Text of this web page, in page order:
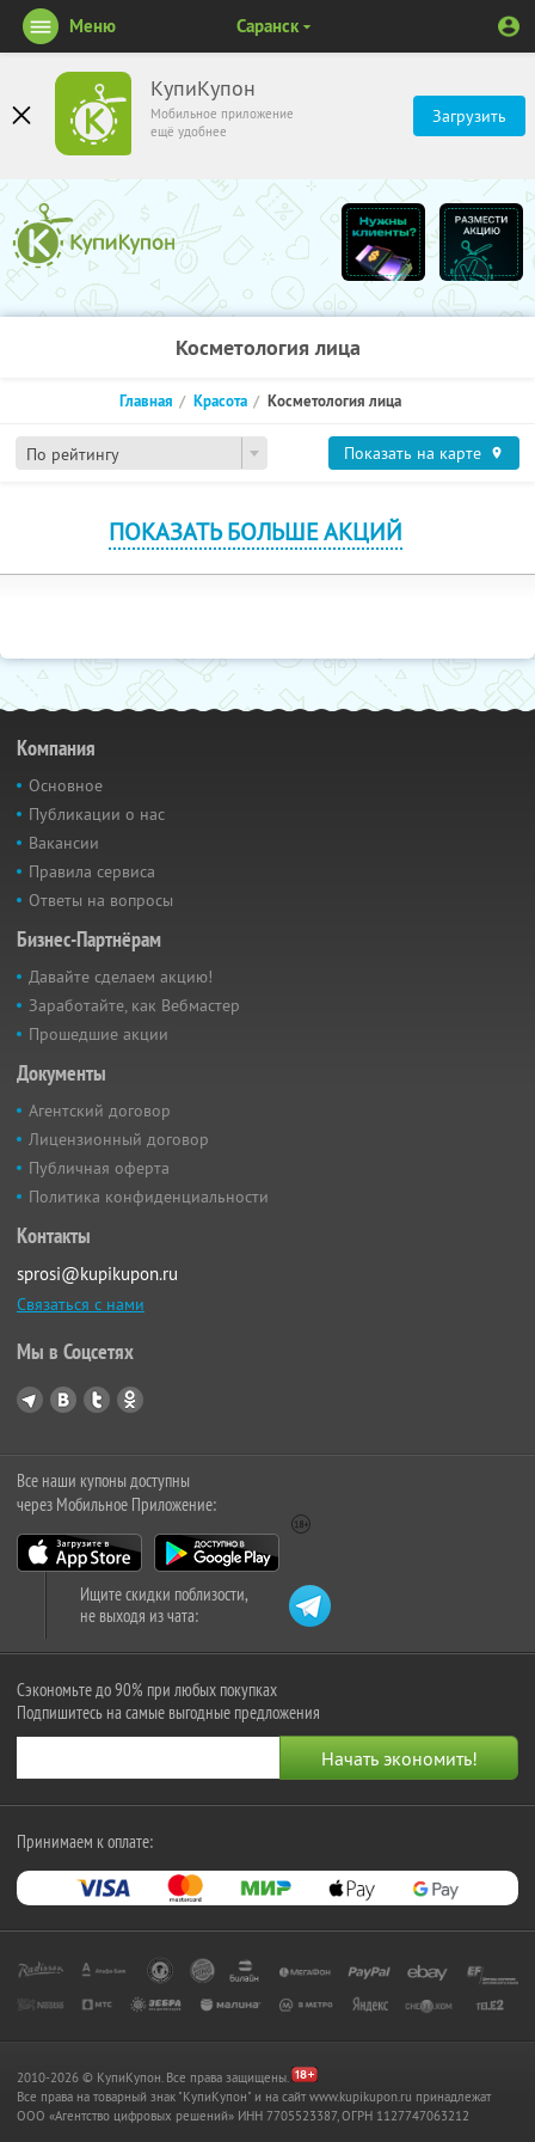
КупиКупон
Мобильное приложение
ещё удобнее
Загрузить
Меню Саранск
Косметология лица
По рейтингу
Главная Красота Косметология лица
Показать на карте
ПОКАЗАТЬ БОЛЬШЕ АКЦИЙ
Компания
Основное
Публикации о нас
Вакансии
Правила сервиса
Ответы на вопросы
Бизнес-Партнёрам
Давайте сделаем акцию!
Заработайте, как Вебмастер
Прошедшие акции
Документы
Агентский договор
Лицензионный договор
Публичная оферта
Политика конфиденциальности
Контакты
sprosi@kupikupon.ru
Связаться с нами
Мы в Соцсетях
Все наши купоны доступны
через Мобильное Приложение:
Ищите скидки поблизости,
не выходя из чата:
Сэкономьте до 90% при любых покупках
Подпишитесь на самые выгодные предложения
Принимаем к оплате:
2010-2026 © КупиКупон. Все права защищены.
Все права на товарный знак "КупиКупон" и на сайт www.kupikupon.ru принадлежат
OOO «Агентство цифровых решений» ИНН 7705523387, ОГРН 1127747063212